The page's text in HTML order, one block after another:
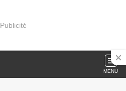
Publicité
MENU